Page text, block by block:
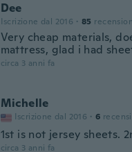
Dee
Iscrizione dal 2016 · 85
Very cheap materials,
mattress, glad i had
circa 3 anni fa
Michelle
Iscrizione dal 2016 · 6
1st is not jersey sheets.
circa 3 anni fa